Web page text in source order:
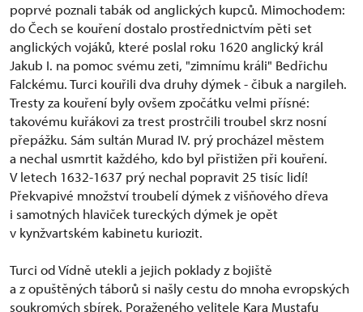
poprvé poznali tabák od anglických kupců. Mimochodem:
do Čech se kouření dostalo prostřednictvím pěti set
anglických vojáků, které poslal roku 1620 anglický král
Jakub I. na pomoc svému zeti, "zimnímu králi" Bedřichu
Falckému. Turci kouřili dva druhy dýmek - čibuk a nargileh.
Tresty za kouření byly ovšem zpočátku velmi přísné:
takovému kuřákovi za trest prostrčili troubel skrz nosní
přepážku. Sám sultán Murad IV. prý procházel městem
a nechal usmrtit každého, kdo byl přistižen při kouření.
V letech 1632-1637 prý nechal popravit 25 tisíc lidí!
Překvapivé množství troubelí dýmek z višňového dřeva
i samotných hlaviček tureckých dýmek je opět
v kynžvartském kabinetu kuriozit.
Turci od Vídně utekli a jejich poklady z bojiště
a z opuštěných táborů si našly cestu do mnoha evropských
soukromých sbírek. Poraženého velitele Kara Mustafu